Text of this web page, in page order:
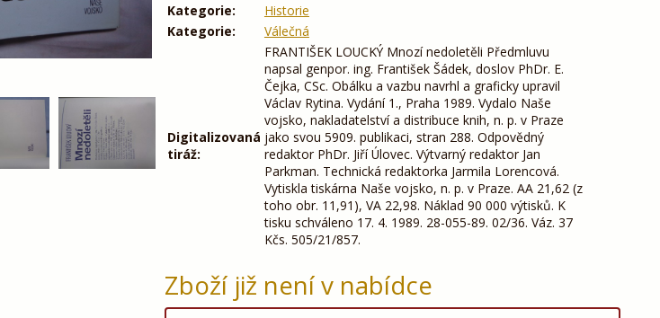
Kategorie:
Historie
Kategorie:
Válečná
Digitalizovaná
tiráž:
FRANTIŠEK LOUCKÝ Mnozí nedoletěli Předmluvu
napsal genpor. ing. František Šádek, doslov PhDr. E.
Čejka, CSc. Obálku a vazbu navrhl a graficky upravil
Václav Rytina. Vydání 1., Praha 1989. Vydalo Naše
vojsko, nakladatelství a distribuce knih, n. p. v Praze
jako svou 5909. publikaci, stran 288. Odpovědný
redaktor PhDr. Jiří Úlovec. Výtvarný redaktor Jan
Parkman. Technická redaktorka Jarmila Lorencová.
Vytiskla tiskárna Naše vojsko, n. p. v Praze. AA 21,62 (z
toho obr. 11,91), VA 22,98. Náklad 90 000 výtisků. K
tisku schváleno 17. 4. 1989. 28-055-89. 02/36. Váz. 37
Kčs. 505/21/857.
Zboží již není v nabídce